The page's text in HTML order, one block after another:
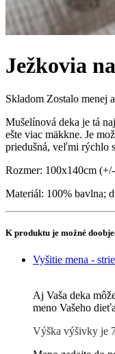
Ježkovia
Skladom Zostalo menej
Mušelínová deka je tá
ešte viac mäkkne. Je
priedušná, veľmi rýchlo
Rozmer: 100x140cm
Materiál: 100% bavlna;
K produktu je možné
Vyšitie mena -
Aj Vaša deka
meno Vašeho
Výška výšivky je